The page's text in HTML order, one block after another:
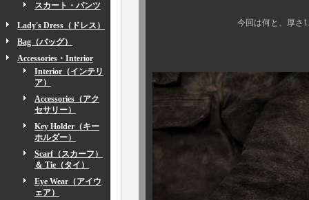
スカート・パンツ
Lady's Dress（ドレス）
Bag（バッグ）
Accessories・Interior
Interior（インテリ
ア）
Accessories（アク
セサリー）
Key Holder（キー
ホルダー）
Scarf（スカーフ）
＆ Tie（タイ）
Eye Wear（アイウ
ェア）
今回は何と、厚さ1.2ミリもの